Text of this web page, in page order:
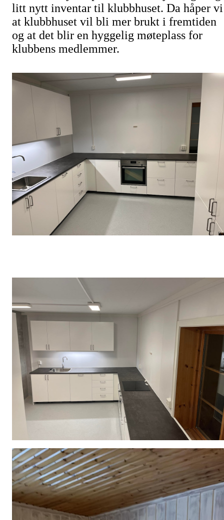
litt nytt inventar til klubbhuset. Da håper vi
at klubbhuset vil bli mer brukt i fremtiden
og at det blir en hyggelig møteplass for
klubbens medlemmer.